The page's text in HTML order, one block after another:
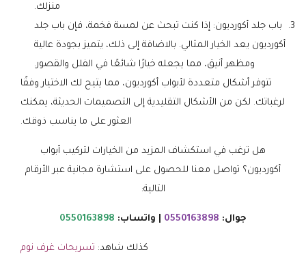
منزلك.
باب جلد أكورديون: إذا كنت تبحث عن لمسة فخمة، فإن باب جلد
أكورديون يعد الخيار المثالي. بالاضافة إلى ذلك، يتميز بجودة عالية
ومظهر أنيق، مما يجعله خيارًا شائعًا في الفلل والقصور.
تتوفر أشكال متعددة لأبواب أكورديون، مما يتيح لك الاختيار وفقًا
لرغباتك. لكن من الأشكال التقليدية إلى التصميمات الحديثة، يمكنك
العثور على ما يناسب ذوقك.
هل ترغب في استكشاف المزيد من الخيارات لتركيب أبواب
أكورديون؟ تواصل معنا للحصول على استشارة مجانية عبر الأرقام
التالية:
جوال: 0550163898 | واتساب: 0550163898
كذلك شاهد: تسريحات غرف نوم